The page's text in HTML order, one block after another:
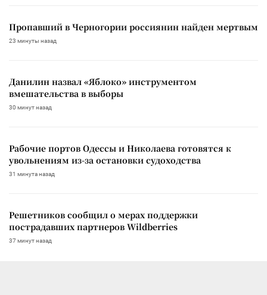
Пропавший в Черногории россиянин найден мертвым
23 минуты назад
Данилин назвал «Яблоко» инструментом
вмешательства в выборы
30 минут назад
Рабочие портов Одессы и Николаева готовятся к
увольнениям из-за остановки судоходства
31 минута назад
Решетников сообщил о мерах поддержки
пострадавших партнеров Wildberries
37 минут назад